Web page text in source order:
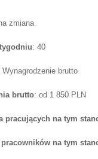
zmiana
: 40
Wynagrodzenie brutto
brutto: od 1 850 PLN
pracujących na tym
na tym